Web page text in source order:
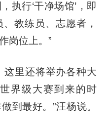
执行‘干净场馆’，即
教练员、志愿者，
岗位上。”
里还将举办各种大
界级大赛到来的时
到最好。”汪杨说。